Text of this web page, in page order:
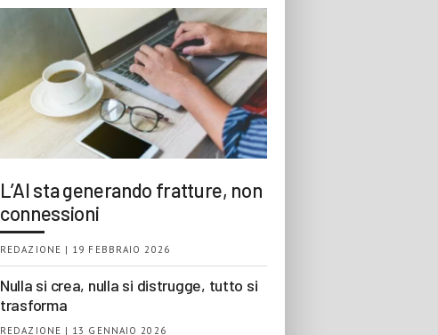
L’AI sta generando fratture, non
connessioni
REDAZIONE | 19 FEBBRAIO 2026
Nulla si crea, nulla si distrugge, tutto si
trasforma
REDAZIONE | 13 GENNAIO 2026